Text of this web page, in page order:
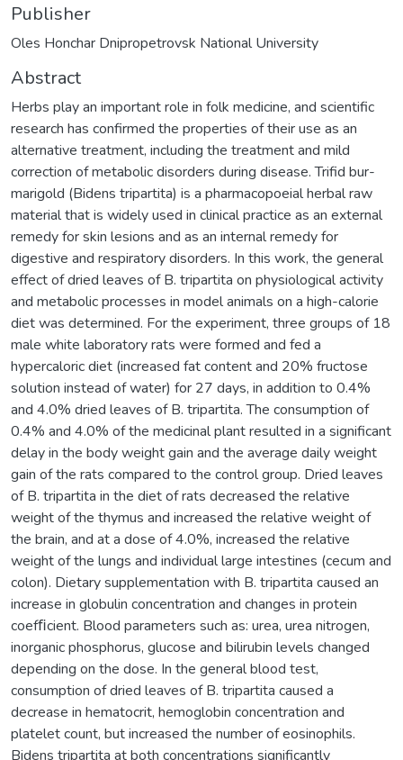
Publisher
Oles Honchar Dnipropetrovsk National University
Abstract
Herbs play an important role in folk medicine, and scientific
research has confirmed the properties of their use as an
alternative treatment, including the treatment and mild
correction of metabolic disorders during disease. Trifid bur-
marigold (Bidens tripartita) is a pharmacopoeial herbal raw
material that is widely used in clinical practice as an external
remedy for skin lesions and as an internal remedy for
digestive and respiratory disorders. In this work, the general
effect of dried leaves of B. tripartita on physiological activity
and metabolic processes in model animals on a high-calorie
diet was determined. For the experiment, three groups of 18
male white laboratory rats were formed and fed a
hypercaloric diet (increased fat content and 20% fructose
solution instead of water) for 27 days, in addition to 0.4%
and 4.0% dried leaves of B. tripartita. The consumption of
0.4% and 4.0% of the medicinal plant resulted in a significant
delay in the body weight gain and the average daily weight
gain of the rats compared to the control group. Dried leaves
of B. tripartita in the diet of rats decreased the relative
weight of the thymus and increased the relative weight of
the brain, and at a dose of 4.0%, increased the relative
weight of the lungs and individual large intestines (cecum and
colon). Dietary supplementation with B. tripartita caused an
increase in globulin concentration and changes in protein
coefﬁcient. Blood parameters such as: urea, urea nitrogen,
inorganic phosphorus, glucose and bilirubin levels changed
depending on the dose. In the general blood test,
consumption of dried leaves of B. tripartita caused a
decrease in hematocrit, hemoglobin concentration and
platelet count, but increased the number of eosinophils.
Bidens tripartita at both concentrations significantly